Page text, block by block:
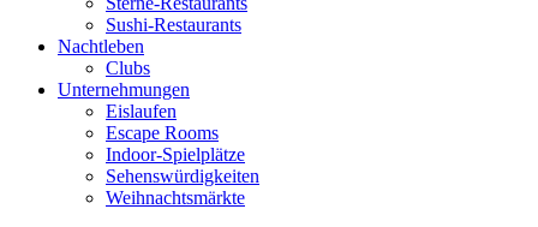
Sushi-Restaurants
Nachtleben
Clubs
Unternehmungen
Eislaufen
Escape Rooms
Indoor-Spielplätze
Sehenswürdigkeiten
Weihnachtsmärkte